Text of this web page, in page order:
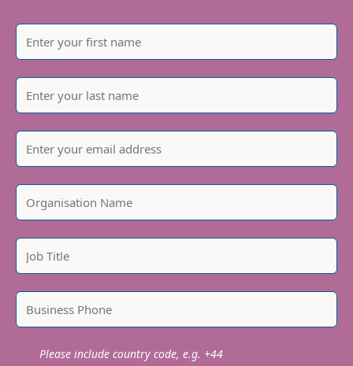
Please include country code, e.g. +44